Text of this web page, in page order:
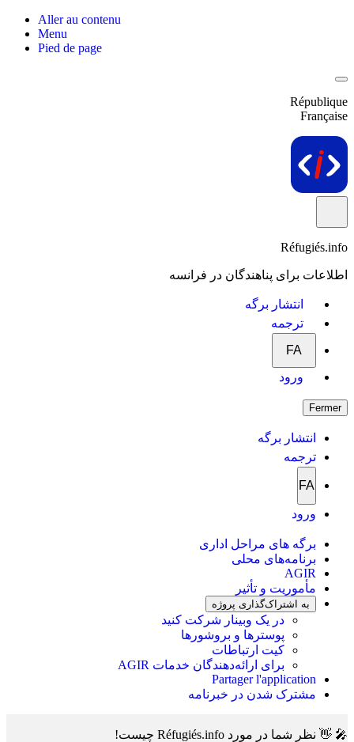
Aller au contenu
Menu
Pied de page
République
Française
Réfugiés.info
اطلاعات برای پناهندگان در فرانسه
انتشار برگه
ترجمه
FA
ورود
Fermer
انتشار برگه
ترجمه
FA
ورود
برگه های مراحل اداری
برنامه‌های محلی
AGIR
مأموریت و تأثیر
به اشتراک‌گذاری پروژه
در یک وبینار شرکت کنید
پوسترها و بروشورها
کیت ارتباطات
برای ارائه‌دهندگان خدمات AGIR
Partager l'application
مشترک شدن در خبرنامه
🎤 👋 نظر شما در مورد Réfugiés.info چیست!